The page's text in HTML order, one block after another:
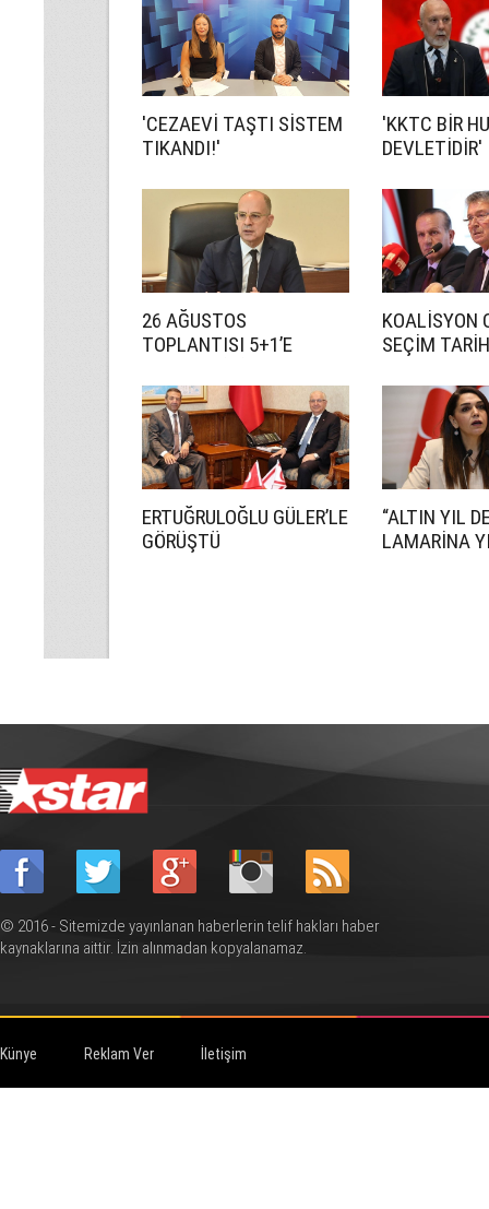
'CEZAEVİ TAŞTI SİSTEM
TIKANDI!'
'KKTC BİR
DEVLETİDİR'
26 AĞUSTOS
TOPLANTISI 5+1’E
KOALİSYON
SEÇİM
ERTUĞRULOĞLU GÜLER’LE
GÖRÜŞTÜ
“ALTIN YIL
LAMARİNA
© 2016 - Sitemizde yayınlanan haberlerin telif hakları haber
kaynaklarına aittir. İzin alınmadan kopyalanamaz.
Künye Reklam Ver İletişim